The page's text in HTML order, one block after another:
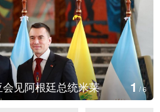
见阿根廷总统米莱 1/6